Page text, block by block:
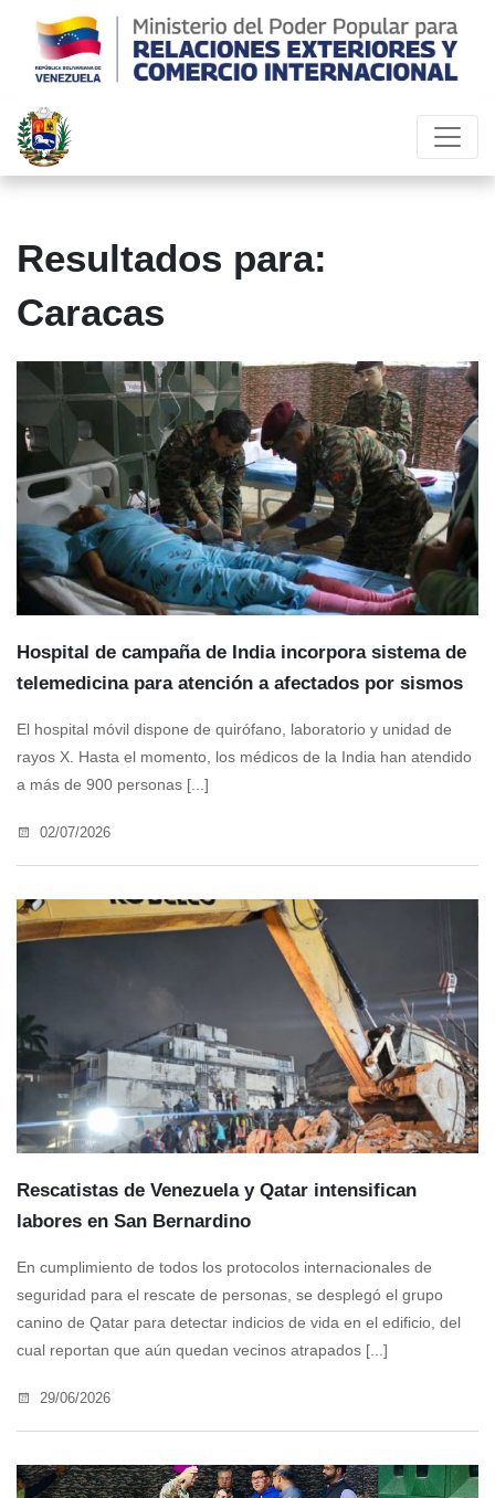
Resultados para:
Caracas
Hospital de campaña de India incorpora sistema de
telemedicina para atención a afectados por sismos
El hospital móvil dispone de quirófano, laboratorio y unidad de
rayos X. Hasta el momento, los médicos de la India han atendido
a más de 900 personas [...]
02/07/2026
Rescatistas de Venezuela y Qatar intensifican
labores en San Bernardino
En cumplimiento de todos los protocolos internacionales de
seguridad para el rescate de personas, se desplegó el grupo
canino de Qatar para detectar indicios de vida en el edificio, del
cual reportan que aún quedan vecinos atrapados [...]
29/06/2026